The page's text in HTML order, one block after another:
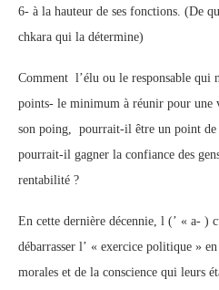
6- à la hauteur de ses fonctions. (De
chkara qui la détermine)
Comment l’élu ou le responsable qui
points- le minimum à réunir pour une
son poing, pourrait-il être un point de
pourrait-il gagner la confiance des
rentabilité ?
En cette dernière décennie, l (’ « a- )
débarrasser l’ « exercice politique »
morales et de la conscience qui leurs